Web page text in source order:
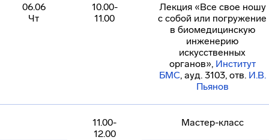
06.06
Чт
10.00-
11.00
Лекция «Все свое ношу
с собой или погружение
в биомедицинскую
инженерию
искусственных
органов», Институт
БМС, ауд. 3103, отв. И.В.
Пьянов
11.00-
12.00
Мастер-класс